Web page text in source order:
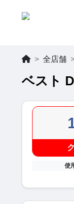
全店舗
ベスト
使